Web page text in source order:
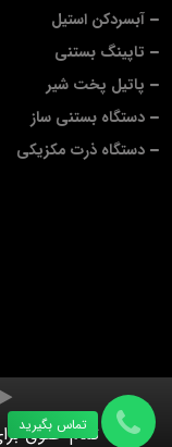
آبسردکن استیل
تاپینگ بستنی
پاتیل پخت شیر
دستگاه بستنی ساز
دستگاه ذرت مکزیکی
تمام حقوق
تماس بگیرید